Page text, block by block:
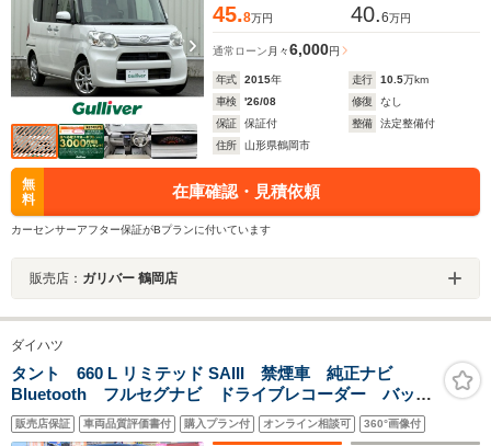
45.8万円 40.6万円
通常ローン 月々6,000円
年式 2015年 走行 10.5万km
車検
'26/08 修復
なし
保証
保証付 整備
法定整備付
住所
山形県鶴岡市
無
料
在庫確認・見積依頼
カーセンサーアフター保証がBプランに付いています
販売店： ガリバー 鶴岡店
ダイハツ
タント 660 L リミテッド SAIII 禁煙車 純正ナビ
Bluetooth フルセグナビ ドライブレコーダー バック
カメラ ETC アイドリングストップ バニティミラ
ー 両面スライドドア ミラクルオープンドア
販売店保証 車両品質評価書付 購入プラン付 オンライン相談可 360°画像付